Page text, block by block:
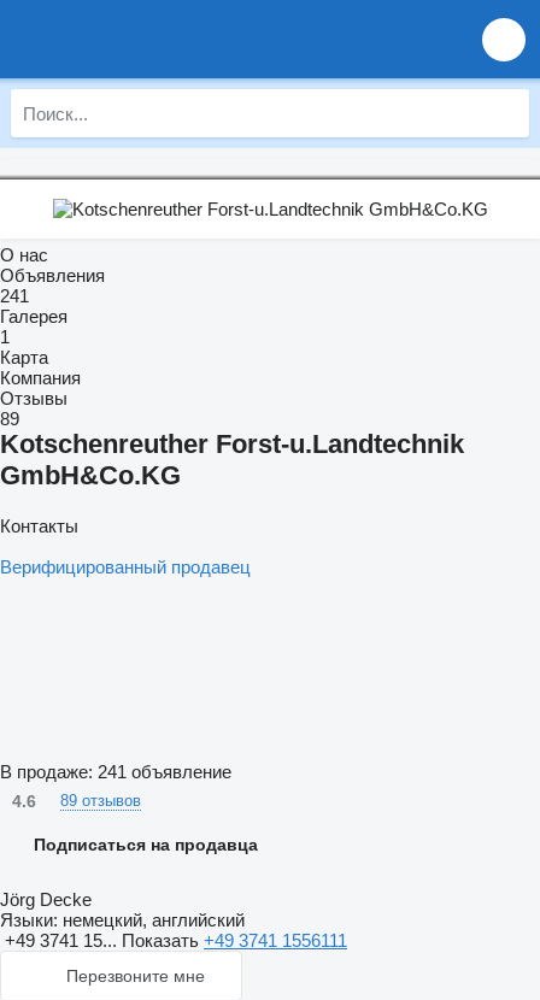
О нас
Объявления
241
Галерея
1
Карта
Компания
Отзывы
89
Kotschenreuther Forst-u.Landtechnik
GmbH&Co.KG
Контакты
Верифицированный продавец
В продаже: 241 объявление
4.6 89 отзывов
Подписаться на продавца
Jörg Decke
Языки: немецкий, английский
+49 3741 15... Показать +49 3741 1556111
Перезвоните мне